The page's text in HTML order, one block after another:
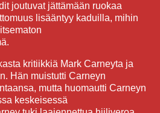
joutuvat jättämään ruokaa
lisääntyy kaduilla, mihin
kritiikkiä Mark Carneyta ja
Hän muistutti Carneyn
mutta huomautti Carneyn
keskeisessä